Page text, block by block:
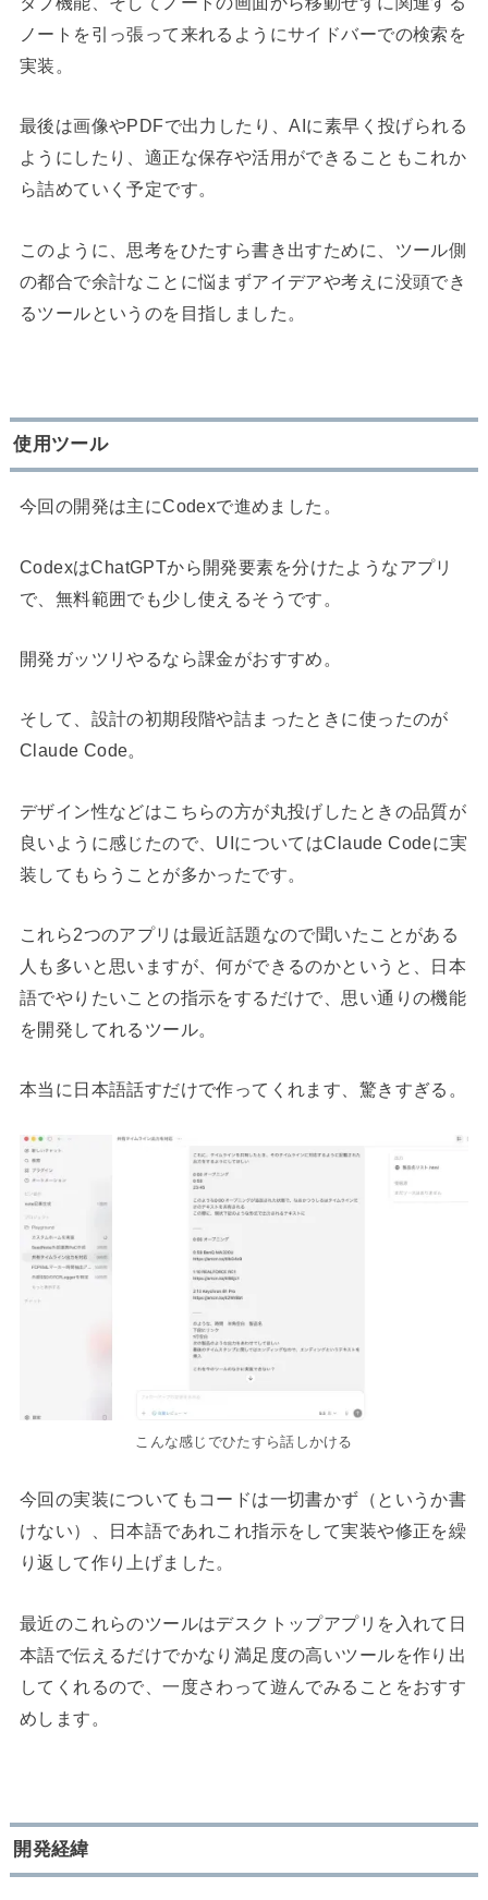
ノートを引っ張って来れるようにサイドバーでの検索を
実装。
最後は画像やPDFで出力したり、AIに素早く投げられる
ようにしたり、適正な保存や活用ができることもこれか
ら詰めていく予定です。
このように、思考をひたすら書き出すために、ツール側
の都合で余計なことに悩まずアイデアや考えに没頭でき
るツールというのを目指しました。
使用ツール
今回の開発は主にCodexで進めました。
CodexはChatGPTから開発要素を分けたようなアプリ
で、無料範囲でも少し使えるそうです。
開発ガッツリやるなら課金がおすすめ。
そして、設計の初期段階や詰まったときに使ったのが
Claude Code。
デザイン性などはこちらの方が丸投げしたときの品質が
良いように感じたので、UIについてはClaude Codeに実
装してもらうことが多かったです。
これら2つのアプリは最近話題なので聞いたことがある
人も多いと思いますが、何ができるのかというと、日本
語でやりたいことの指示をするだけで、思い通りの機能
を開発してれるツール。
本当に日本語話すだけで作ってくれます、驚きすぎる。
こんな感じでひたすら話しかける
今回の実装についてもコードは一切書かず（というか書
けない）、日本語であれこれ指示をして実装や修正を繰
り返して作り上げました。
最近のこれらのツールはデスクトップアプリを入れて日
本語で伝えるだけでかなり満足度の高いツールを作り出
してくれるので、一度さわって遊んでみることをおすす
めします。
開発経緯